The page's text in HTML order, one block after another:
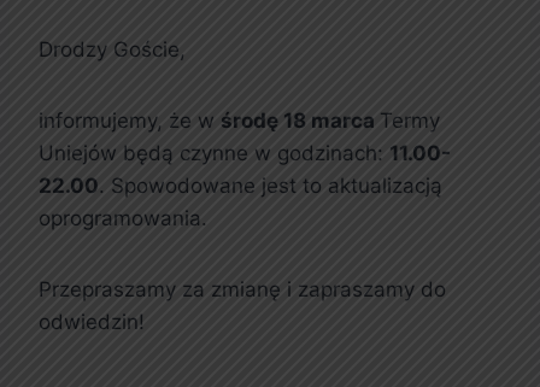
Drodzy Goście,
informujemy, że w środę 18 marca Termy
Uniejów będą czynne w godzinach: 11.00-
22.00. Spowodowane jest to aktualizacją
oprogramowania.
Przepraszamy za zmianę i zapraszamy do
odwiedzin!